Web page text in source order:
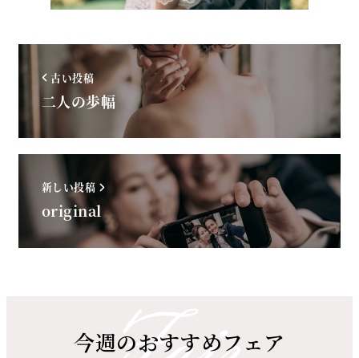
古い投稿
二人の歩幅
新しい投稿
original
今週のおすすめフェア